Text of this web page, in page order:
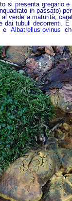
si presenta gregario
in passato)
verde a maturità;
tubuli decorrenti.
e Albatrellus ovinus